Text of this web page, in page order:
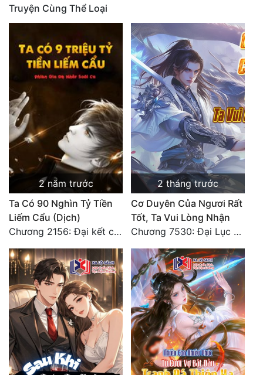
Truyện Cùng Thể Loại
2 năm trước
Ta Có 90 Nghìn Tỷ Tiền
Liếm Cẩu (Dịch)
Chương 2156: Đại kết cục!!!
2 tháng trước
Cơ Duyên Của Ngươi Rất
Tốt, Ta Vui Lòng Nhận
Chương 7530: Đại Lục Khởi Nguyên – Kiến Thành 71